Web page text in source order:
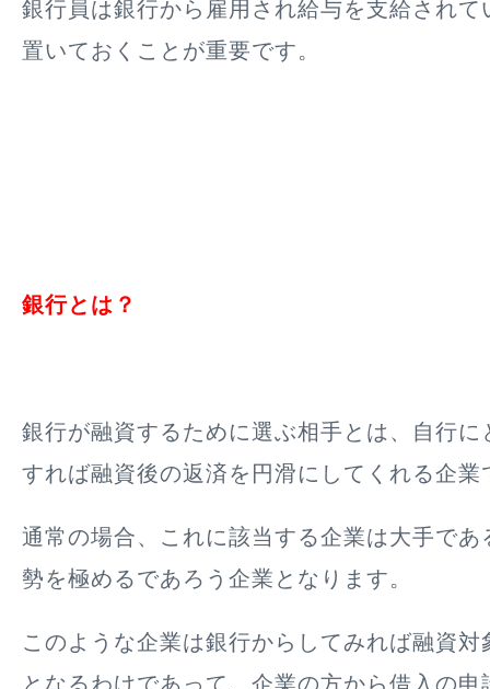
銀行員は銀行から雇用され給与を支給されて
置いておくことが重要です。
銀行とは？
銀行が融資するために選ぶ相手とは、 自行に
すれば融資後の返済を円滑にしてくれる企業
通常の場合、これに該当する企業は大手であ
勢を極めるであろう企業となります。
このような企業は銀行からしてみれば融資
となるわけであって、企業の方から借入の